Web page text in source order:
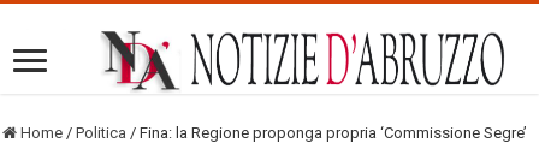
Home / Politica / Fina: la Regione proponga propria ‘Commissione Segre’